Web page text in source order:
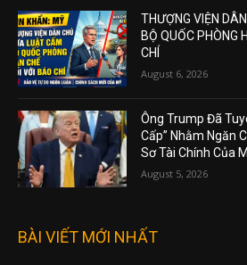
THƯỢNG VIỆN
BỘ QUỐC PHÒNG
CHÍ
August 6, 2026
Ông Trump Đã
Cấp” Nhằm Ngăn
Sơ Tài Chính Của
August 5, 2026
BÀI VIẾT MỚI NHẤT